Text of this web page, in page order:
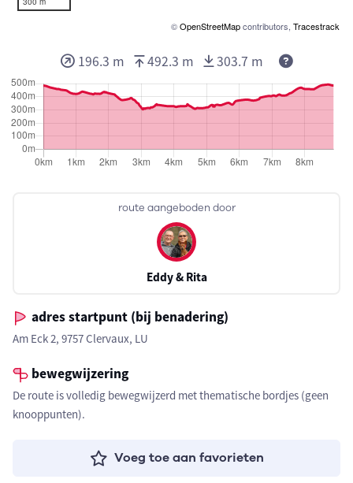
©OpenStreetMapcontributors, Tracestrack
route aangeboden door
Eddy & Rita
adres startpunt (bij benadering)
Am Eck 2, 9757 Clervaux, LU
bewegwijzering
De route is volledig bewegwijzerd met thematische bordjes (geen
knooppunten).
Voeg toe aan favorieten
196.3 m 492.3 m 303.7 m